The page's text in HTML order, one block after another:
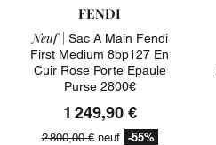
FENDI
Neuf | Sac A Main Fendi
First Medium 8bp127 En
Cuir Rose Porte Epaule
Purse 2800€
1 249,90 €
2 800,00 €neuf -55%